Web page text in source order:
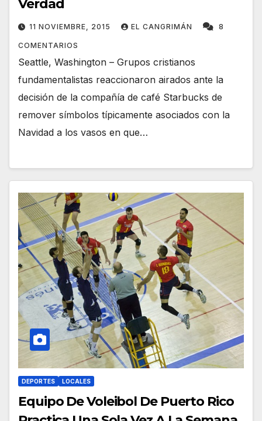
Verdad
11 NOVIEMBRE, 2015 EL CANGRIMÁN 8
COMENTARIOS
Seattle, Washington – Grupos cristianos
fundamentalistas reaccionaron airados ante la
decisión de la compañía de café Starbucks de
remover símbolos típicamente asociados con la
Navidad a los vasos en que…
DEPORTES LOCALES
Equipo De Voleibol De Puerto Rico